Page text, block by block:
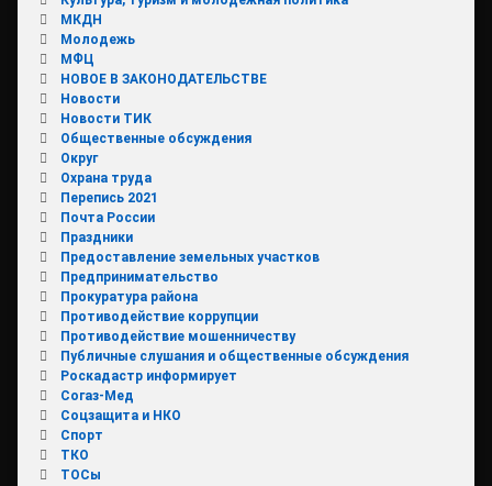
МКДН
Молодежь
МФЦ
НОВОЕ В ЗАКОНОДАТЕЛЬСТВЕ
Новости
Новости ТИК
Общественные обсуждения
Округ
Охрана труда
Перепись 2021
Почта России
Праздники
Предоставление земельных участков
Предпринимательство
Прокуратура района
Противодействие коррупции
Противодействие мошенничеству
Публичные слушания и общественные обсуждения
Роскадастр информирует
Согаз-Мед
Соцзащита и НКО
Спорт
ТКО
ТОСы